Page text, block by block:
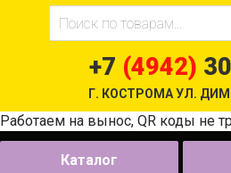
+7 (4942)
Г. КОСТРОМА УЛ.
Работаем на вынос, QR коды не
Каталог